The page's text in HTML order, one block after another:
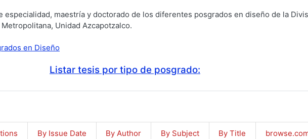
especialidad, maestría y doctorado de los diferentes posgrados en diseño de la
Unidad Azcapotzalco.
en Diseño
Listar tesis por tipo de posgrado:
By Issue Date By Author By Subject By Title